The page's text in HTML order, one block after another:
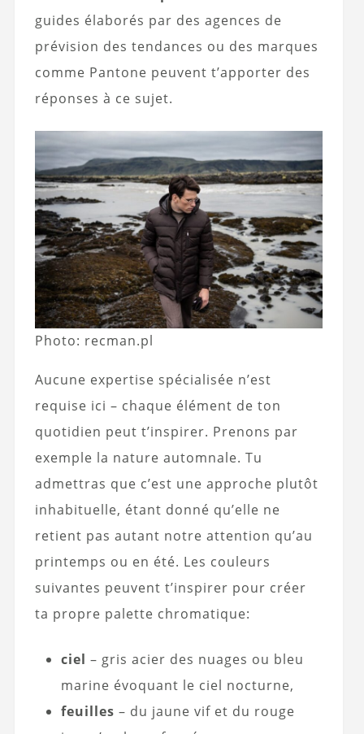
guides élaborés par des agences de
prévision des tendances ou des marques
comme Pantone peuvent t’apporter des
réponses à ce sujet.
Photo: recman.pl
Aucune expertise spécialisée n’est
requise ici – chaque élément de ton
quotidien peut t’inspirer. Prenons par
exemple la nature automnale. Tu
admettras que c’est une approche plutôt
inhabituelle, étant donné qu’elle ne
retient pas autant notre attention qu’au
printemps ou en été. Les couleurs
suivantes peuvent t’inspirer pour créer
ta propre palette chromatique:
ciel – gris acier des nuages ou bleu
marine évoquant le ciel nocturne,
feuilles – du jaune vif et du rouge